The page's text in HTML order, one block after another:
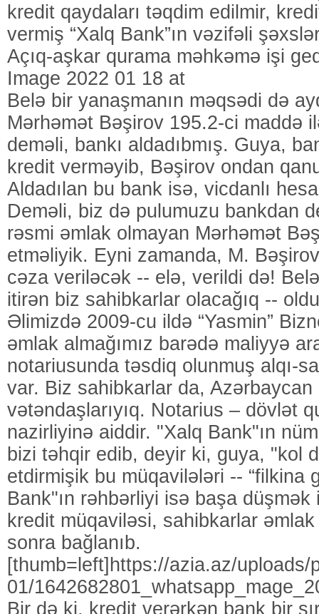
kredit qaydaları təqdim edilmir,
vermiş “Xalq Bank”ın vəzifəli
Açıq-aşkar qurama məhkəmə işi
Image 2022 01 18 at
Belə bir yanaşmanın məqsədi də
Mərhəmət Bəşirov 195.2-ci maddə
deməli, bankı aldadıbmış. Guya,
kredit verməyib, Bəşirov ondan
Aldadılan bu bank isə, vicdanlı
Deməli, biz də pulumuzu bankdan
rəsmi əmlak olmayan Mərhəmət
etməliyik. Eyni zamanda, M.
cəza veriləcək -- elə, verildi də!
itirən biz sahibkarlar olacağıq --
Əlimizdə 2009-cu ildə “Yasmin”
əmlak almağımız barədə maliyyə
notariusunda təsdiq olunmuş alqı-
var. Biz sahibkarlar da, Azərbaycan
vətəndaşlarıyıq. Notarius – dövlət
nazirliyinə aiddir. "Xalq Bank"ın
bizi təhqir edib, deyir ki, guya, "kol
etdirmişik bu müqavilələri -- “filkina
Bank"ın rəhbərliyi isə başa
kredit müqaviləsi, sahibkarlar
sonra bağlanıb.
[thumb=left]https://azia.az/uploads/
01/
Bir də ki, kredit verərkən bank bir